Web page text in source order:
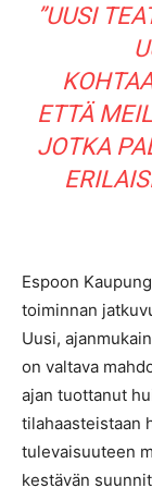
”UUSI
ETTÄ
JOTKA
Espoon
toiminnan
Uusi,
on valtava
ajan tuottanut
tilahaasteistaan
tulevaisuuteen
kestävän